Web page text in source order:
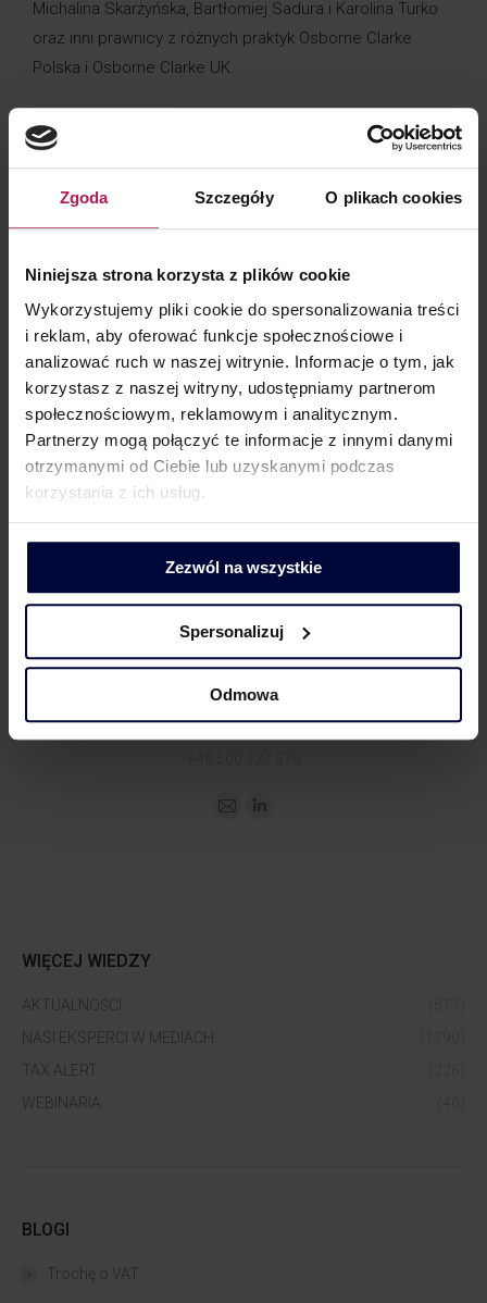
Zgoda Szczegóły O plikach cookies
Niniejsza strona korzysta z plików cookie
Wykorzystujemy pliki cookie do spersonalizowania treści
i reklam, aby oferować funkcje społecznościowe i
analizować ruch w naszej witrynie. Informacje o tym, jak
korzystasz z naszej witryny, udostępniamy partnerom
społecznościowym, reklamowym i analitycznym.
Partnerzy mogą połączyć te informacje z innymi danymi
otrzymanymi od Ciebie lub uzyskanymi podczas
korzystania z ich usług.
Zezwól na wszystkie
Spersonalizuj
Odmowa
Michalina Skarżyńska, Bartłomiej Sadura i Karolina Turko
oraz inni prawnicy z różnych praktyk Osborne Clarke
Polska i Osborne Clarke UK.
Barbara Lenarcik
Partner | Rozwój biznesu, marketing i komunikacja
KONTAKT DLA MEDIÓW
Dorota Chruściel-Dziekańska
WIĘCEJ WIEDZY
AKTUALNOŚCI
NASI EKSPERCI W MEDIACH
TAX ALERT
WEBINARIA
BLOGI
Trochę o VAT